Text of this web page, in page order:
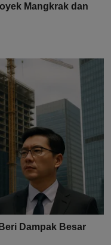
Mangkrak dan
Dampak Besar